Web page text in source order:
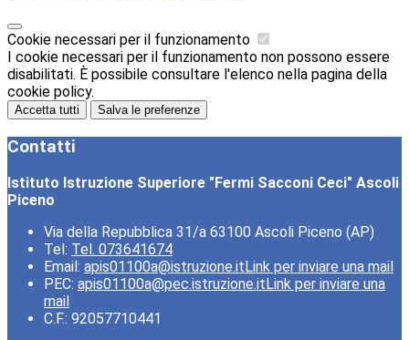
Cookie necessari per il funzionamento
I cookie necessari per il funzionamento non possono essere
disabilitati. È possibile consultare l'elenco nella pagina della
cookie policy.
Accetta tutti Salva le preferenze
Contatti
Istituto Istruzione Superiore "Fermi Sacconi Ceci" Ascoli
Piceno
Via della Repubblica 31/a 63100 Ascoli Piceno (AP)
Tel: Tel. 073641674
Email: apis01100a@istruzione.itLink per inviare una mail
PEC: apis01100a@pec.istruzione.itLink per inviare una
mail
C.F.: 92057710441